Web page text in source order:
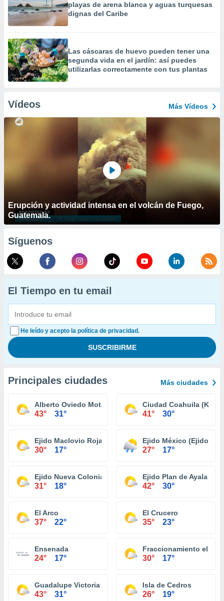
playas de arena blanca y aguas turquesas
dignas del Caribe
Las cáscaras de huevo pueden tener una
segunda vida en el jardín: así puedes
utilizarlas correctamente con tus plantas
Vídeos Más Vídeos
Erupción y actividad intensa en el volcán de Fuego,
Guatemala.
Síguenos
El Tiempo en tu email
He leído y acepto la política de privacidad.
Principales ciudades Más ciudades
Alberto Oviedo Mota (Reacomodo)
43° 31°
Ciudad Coahuila (Km.
41° 30°
Ejido Maclovio Rojas
30° 17°
Ejido México (Ejido
27° 17°
Ejido Nueva Colonia Hindú
31° 18°
Ejido Plan de Ayala
42° 30°
El Arco
37° 22°
El Crucero
35° 23°
Ensenada
24° 17°
Fraccionamiento el
30° 17°
Guadalupe Victoria (Km. 43)
43° 31°
Isla de Cedros
26° 19°